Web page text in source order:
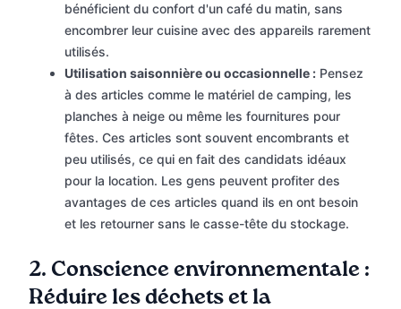
bénéficient du confort d'un café du matin, sans
encombrer leur cuisine avec des appareils rarement
utilisés.
Utilisation saisonnière ou occasionnelle : Pensez
à des articles comme le matériel de camping, les
planches à neige ou même les fournitures pour
fêtes. Ces articles sont souvent encombrants et
peu utilisés, ce qui en fait des candidats idéaux
pour la location. Les gens peuvent profiter des
avantages de ces articles quand ils en ont besoin
et les retourner sans le casse-tête du stockage.
2. Conscience environnementale :
Réduire les déchets et la